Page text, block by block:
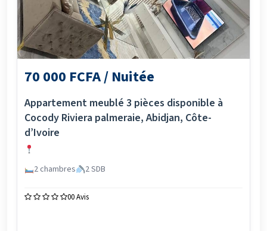
70 000 FCFA / Nuitée
Appartement meublé 3 pièces disponible à
Cocody Riviera palmeraie, Abidjan, Côte-
d’Ivoire
2 chambres 2 SDB
00 Avis